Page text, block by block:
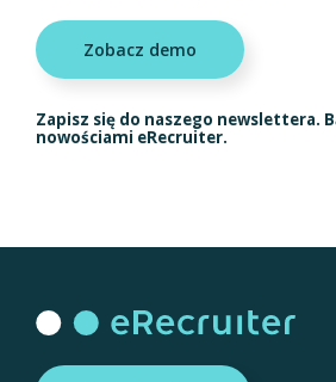
Zobacz demo
Zapisz się do naszego newslettera.
nowościami eRecruiter.